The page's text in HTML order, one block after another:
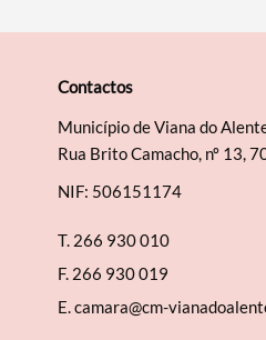
Contactos
Município de Viana do
Rua Brito Camacho, nº 13,
NIF: 506151174
T. 266 930 010
F. 266 930 019
E.camara@cm-